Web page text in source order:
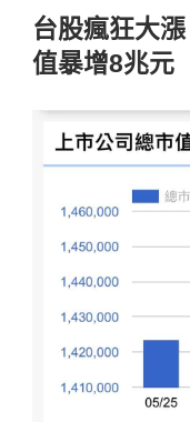
台股瘋狂大
值暴增8兆元